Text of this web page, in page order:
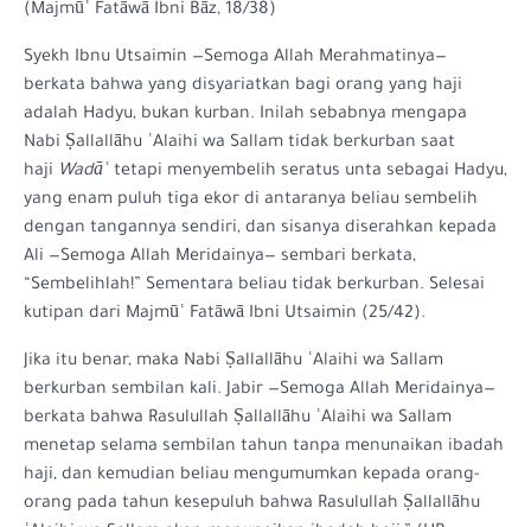
(Majmūʿ Fatāwā Ibni Bāz, 18/38)
Syekh Ibnu Utsaimin —Semoga Allah Merahmatinya—
berkata bahwa yang disyariatkan bagi orang yang haji
adalah Hadyu, bukan kurban. Inilah sebabnya mengapa
Nabi Ṣallallāhu ʿAlaihi wa Sallam tidak berkurban saat
haji Wadāʿ tetapi menyembelih seratus unta sebagai Hadyu,
yang enam puluh tiga ekor di antaranya beliau sembelih
dengan tangannya sendiri, dan sisanya diserahkan kepada
Ali —Semoga Allah Meridainya— sembari berkata,
“Sembelihlah!” Sementara beliau tidak berkurban. Selesai
kutipan dari Majmūʿ Fatāwā Ibni Utsaimin (25/42).
Jika itu benar, maka Nabi Ṣallallāhu ʿAlaihi wa Sallam
berkurban sembilan kali. Jabir —Semoga Allah Meridainya—
berkata bahwa Rasulullah Ṣallallāhu ʿAlaihi wa Sallam
menetap selama sembilan tahun tanpa menunaikan ibadah
haji, dan kemudian beliau mengumumkan kepada orang-
orang pada tahun kesepuluh bahwa Rasulullah Ṣallallāhu